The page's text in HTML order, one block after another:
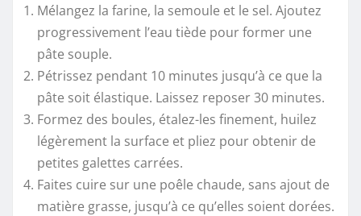
Mélangez la farine, la semoule et le sel. Ajoutez
progressivement l’eau tiède pour former une
pâte souple.
Pétrissez pendant 10 minutes jusqu’à ce que la
pâte soit élastique. Laissez reposer 30 minutes.
Formez des boules, étalez-les finement, huilez
légèrement la surface et pliez pour obtenir de
petites galettes carrées.
Faites cuire sur une poêle chaude, sans ajout de
matière grasse, jusqu’à ce qu’elles soient dorées.